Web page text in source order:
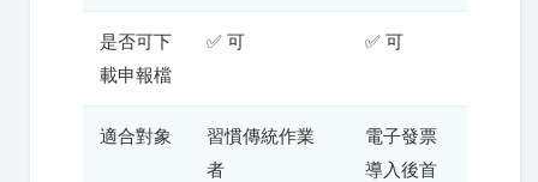
是否可下
載申報檔
✅ 可 ✅ 可
適合對象
習慣傳統作業
者
電子發票
導入後首